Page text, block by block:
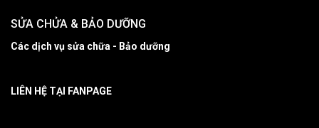
SỬA CHỬA & BẢO DƯỠNG
Các dịch vụ sửa chữa - Bảo dưỡng
LIÊN HỆ TẠI FANPAGE